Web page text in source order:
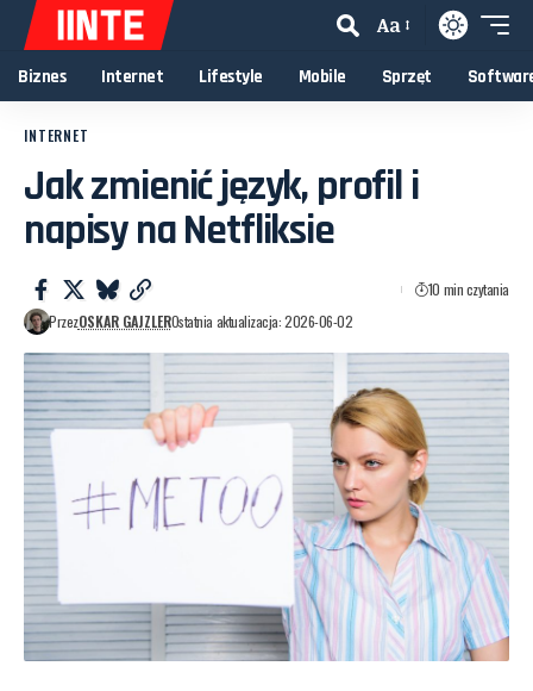
Aa
Biznes Internet Lifestyle Mobile Sprzęt
INTERNET
Jak zmienić język, profil i
napisy na Netfliksie
PrzezOSKAR GAJZLEROstatnia aktualizacja: 2026-06-02
10 min czytania